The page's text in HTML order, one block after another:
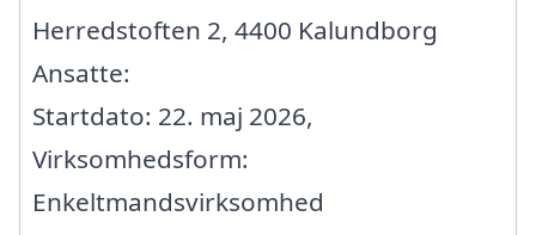
Herredstoften 2, 4400 Kalundborg
Ansatte:
Startdato: 22. maj 2026,
Virksomhedsform:
Enkeltmandsvirksomhed